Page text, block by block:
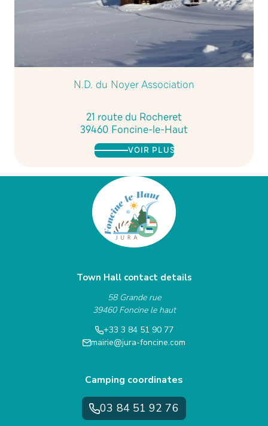
N.D. du Noyer Association
21 route du Rocheret
39460 Foncine-le-Haut
VOIR PLUS
Town Hall contact details
58 Grande rue
39460 Foncine le haut
+33 3 84 51 90 77
mairie@jura-foncine.com
Camping coordinates
03 84 51 92 76